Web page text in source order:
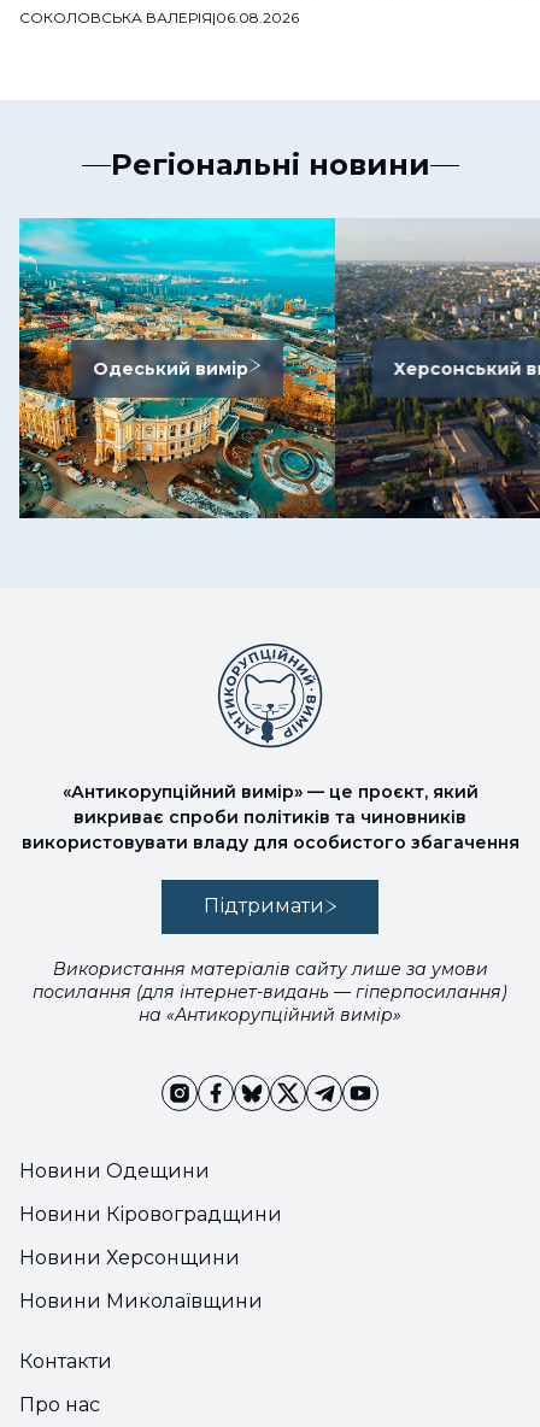
СОКОЛОВСЬКА ВАЛЕРІЯ|06.08.2026
Регіональні новини
Одеський вимір Херсонський
Новини Одещини
Новини Кіровоградщини
Новини Херсонщини
Новини Миколаївщини
«Антикорупційний вимір» — це проєкт, який
викриває спроби політиків та чиновників
використовувати владу для особистого збагачення
Підтримати
Використання матеріалів сайту лише за умови
посилання (для інтернет-видань — гіперпосилання)
на «Антикорупційний вимір»
Контакти
Про нас